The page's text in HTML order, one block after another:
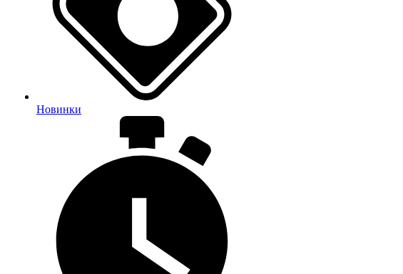
Новинки